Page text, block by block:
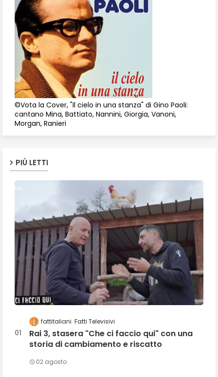
©Vota la Cover, "Il cielo in una stanza" di Gino Paoli:
cantano Mina, Battiato, Nannini, Giorgia, Vanoni,
Morgan, Ranieri
PIÙ LETTI
fattitaliani Fatti Televisivi
Rai 3, stasera "Che ci faccio qui" con una
storia di cambiamento e riscatto
02 agosto